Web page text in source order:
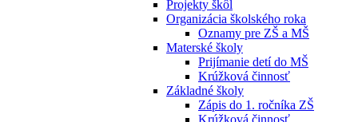
Projekty škôl
Organizácia školského roka
Oznamy pre ZŠ a MŠ
Materské školy
Prijímanie detí do MŠ
Krúžková činnosť
Základné školy
Zápis do 1. ročníka ZŠ
Krúžková činnosť